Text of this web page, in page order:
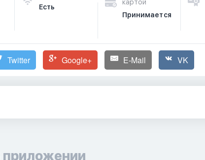
Есть
картой
Принимается
Twitter Google+ E-Mail VK
приложении